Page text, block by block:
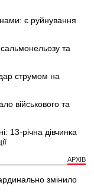
є руйнування
та
струмом на
військового та
13-річна дівчинка
АРХІВ
змінило